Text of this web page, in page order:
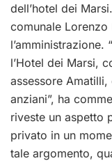
dell’hotel dei
comunale
l’amministrazione.
l’Hotel dei Marsi,
assessore
anziani”, ha
riveste un aspetto
privato in un
tale argomento,